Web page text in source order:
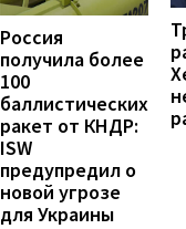
Россия
получила более
100
баллистических
ракет от КНДР:
ISW
предупредил о
новой угрозе
для Украины